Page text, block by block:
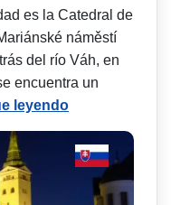
es la Catedral de
náměstí
del río Váh, en
encuentra un
leyendo